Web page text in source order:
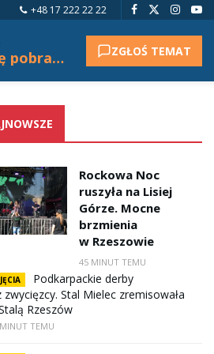
+48 17 222 22 22
Nie udało się pobrać tytułu. ZGŁOŚ TEMAT
Rockowa Noc
ruszyła na Lisiej
Górze. Mocne
brzmienia
w Rzeszowie
45 MINUT TEMU
Podkarpackie derby
zwycięzcy. Stal Mielec zremisowała
Rzeszów
TEMU